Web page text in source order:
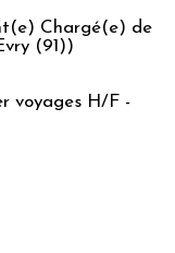
Chargé(e) de
(91))
voyages H/F -